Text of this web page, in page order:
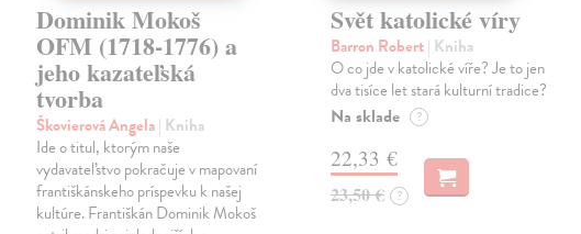
Dominik Mokoš
OFM (1718-1776) a
jeho kazateľská
tvorba
Škovierová Angela| Kniha
Ide o titul, ktorým naše
vydavateľstvo pokračuje v mapovaní
františkánskeho príspevku k našej
kultúre. Františkán Dominik Mokoš
Svět katolické víry
Barron Robert| Kniha
O co jde v katolické víře? Je to jen
dva tisíce let stará kulturní tradice?
Na sklade ?
22,33 €
23,50 € ?